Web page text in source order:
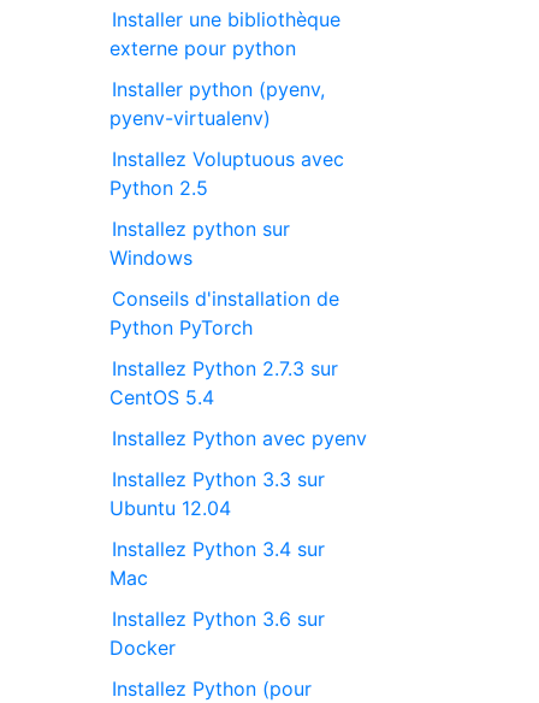
Installer une bibliothèque
externe pour python
Installer python (pyenv,
pyenv-virtualenv)
Installez Voluptuous avec
Python 2.5
Installez python sur
Windows
Conseils d'installation de
Python PyTorch
Installez Python 2.7.3 sur
CentOS 5.4
Installez Python avec pyenv
Installez Python 3.3 sur
Ubuntu 12.04
Installez Python 3.4 sur
Mac
Installez Python 3.6 sur
Docker
Installez Python (pour